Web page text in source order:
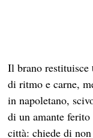
Il brano restituisce
di ritmo e carne,
in napoletano,
di un amante
città: chiede di